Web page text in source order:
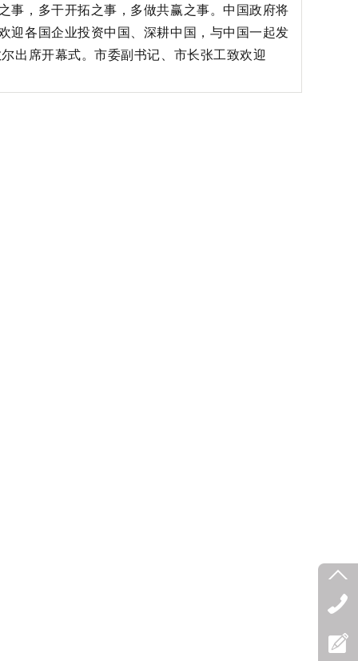
事，多干开拓之事，多做共赢之事。中国政府将
迎各国企业投资中国、深耕中国，与中国一起发
出席开幕式。市委副书记、市长张工致欢迎